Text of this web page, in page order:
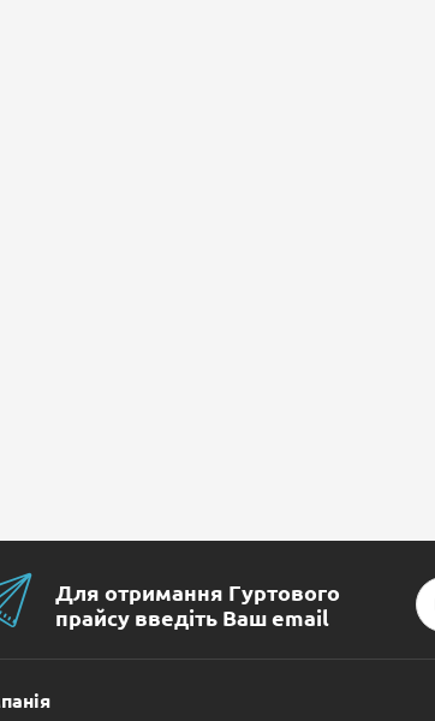
Для отримання Гуртового
прайсу введіть Ваш email